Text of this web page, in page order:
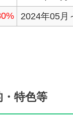
特色等